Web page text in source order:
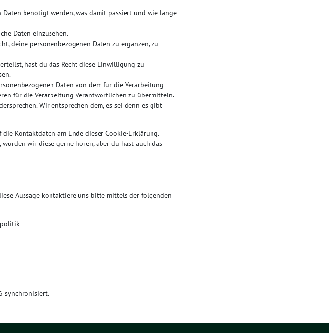
Daten benötigt werden, was damit passiert und wie lange
Daten einzusehen.
deine personenbezogenen Daten zu ergänzen, zu
hast du das Recht diese Einwilligung zu
Daten von dem für die Verarbeitung
für die Verarbeitung Verantwortlichen zu übermitteln.
Wir entsprechen dem, es sei denn es gibt
Kontaktdaten am Ende dieser Cookie-Erklärung.
wir diese gerne hören, aber du hast auch das
Aussage kontaktiere uns bitte mittels der folgenden
synchronisiert.